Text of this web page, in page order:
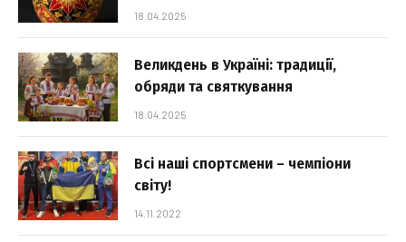
18.04.2025
Великдень в Україні: традиції,
обряди та святкування
18.04.2025
Всі наші спортсмени – чемпіони
світу!
14.11.2022